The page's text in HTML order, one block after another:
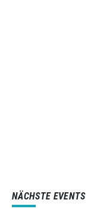
NÄCHSTE EVENTS